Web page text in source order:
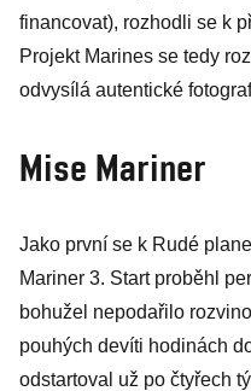
financovat), rozhodli se k
Projekt Marines se tedy
odvysílá autentické
Mise Mariner
Jako první se k Rudé
Mariner 3. Start proběhl
bohužel nepodařilo
pouhých devíti hodinách
odstartoval už po čtyřech